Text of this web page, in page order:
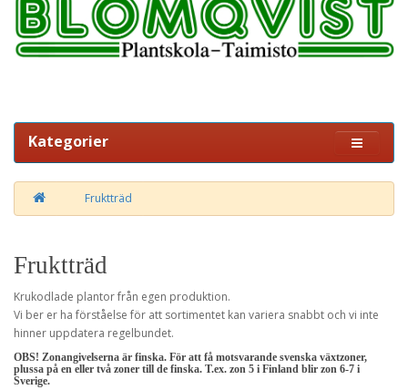
Kategorier
Fruktträd
Fruktträd
Krukodlade plantor från egen produktion.
Vi ber er ha förståelse för att sortimentet kan variera snabbt och vi inte
hinner uppdatera regelbundet.
OBS! Zonangivelserna är finska. För att få motsvarande svenska växtzoner,
plussa på en eller två zoner till de finska. T.ex. zon 5 i Finland blir zon 6-7 i
Sverige.